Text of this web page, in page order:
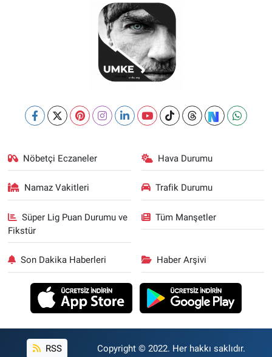
Nöbetçi Eczaneler Hava Durumu
Namaz Vakitleri Trafik Durumu
Süper Lig Puan Durumu ve
Fikstür
Tüm Manşetler
Son Dakika Haberleri Haber Arşivi
RSS Copyright © 2022. Her hakkı saklıdır.